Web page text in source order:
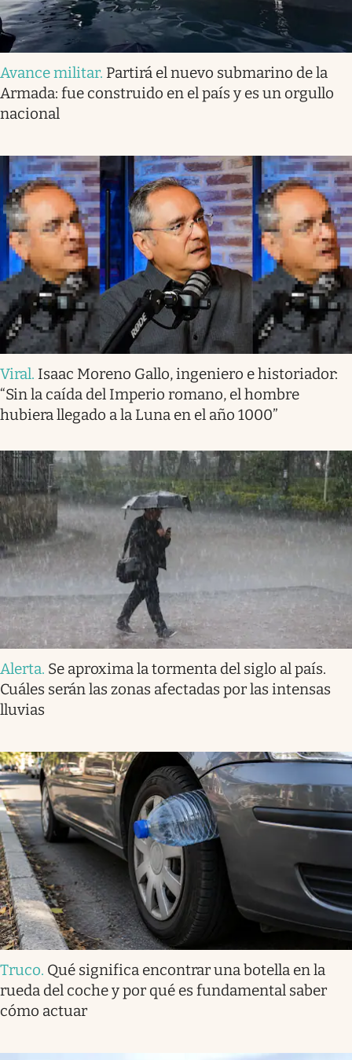
Avance militar. Partirá el nuevo submarino de la
Armada: fue construido en el país y es un orgullo
nacional
Viral. Isaac Moreno Gallo, ingeniero e historiador:
“Sin la caída del Imperio romano, el hombre
hubiera llegado a la Luna en el año 1000”
Alerta. Se aproxima la tormenta del siglo al país.
Cuáles serán las zonas afectadas por las intensas
lluvias
Truco. Qué significa encontrar una botella en la
rueda del coche y por qué es fundamental saber
cómo actuar